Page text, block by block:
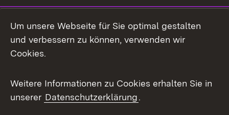
Mastodon
Messenger
Social Wall
X / Twitter
Um unsere Webseite für Sie optimal gestalten
und verbessern zu können, verwenden wir
Cookies.
Weitere Informationen zu Cookies erhalten Sie in
unserer Datenschutzerklärung.